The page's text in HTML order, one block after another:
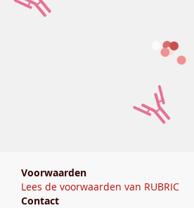
Voorwaarden
Lees de voorwaarden van RUBRIC
Contact